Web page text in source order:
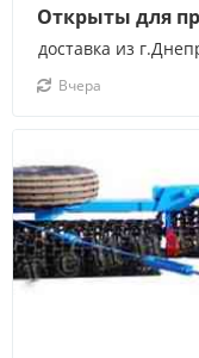
доставка из
Открыты для
Вчера